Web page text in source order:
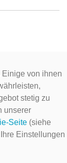
von ihnen
stetig zu
unserer
Seite (siehe
Einstellungen